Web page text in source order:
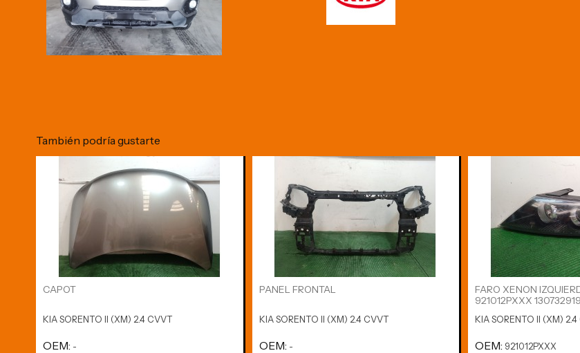
También podría gustarte
CAPOT
KIA SORENTO II (XM) 2.4 CVVT
OEM: -
PANEL FRONTAL
KIA SORENTO II (XM) 2.4 CVVT
OEM: -
FARO XENON
921012PXXX
KIA SORENTO II (XM)
OEM: 921012PXXX